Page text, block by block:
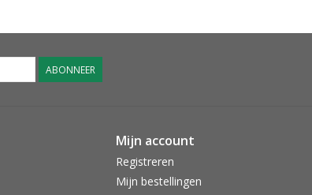
ABONNEER
Mijn account
Registreren
Mijn bestellingen